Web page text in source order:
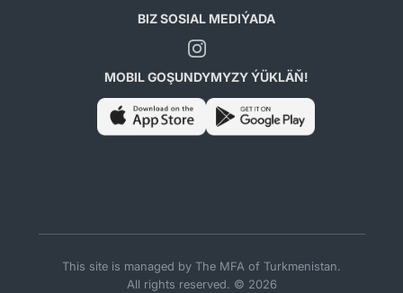
BIZ SOSIAL MEDIÝADA
MOBIL GOŞUNDYMYZY ÝÜKLÄŇ!
This site is managed by The MFA of Turkmenistan.
All rights reserved. © 2026